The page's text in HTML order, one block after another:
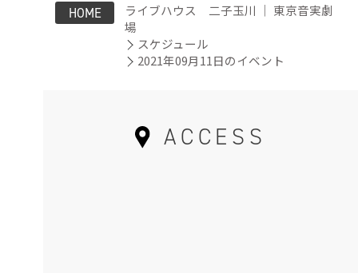
HOME
ライブハウス 二子玉川 ｜ 東京音実劇
場
スケジュール
2021年09月11日のイベント
ACCESS